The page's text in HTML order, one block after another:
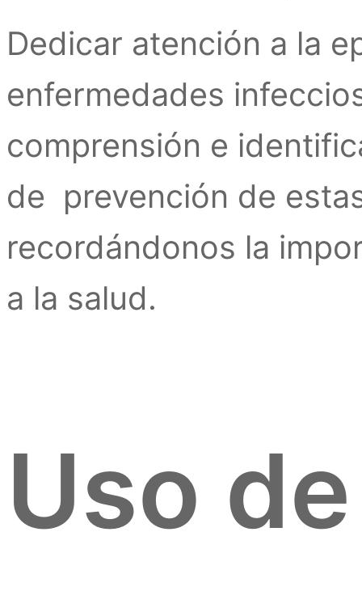
Dedicar atención a la
enfermedades
comprensión e
de prevención de
recordándonos la
a la salud.
Uso